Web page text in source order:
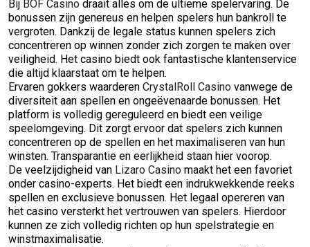
Bij BOF Casino draait alles om de ultieme spelervaring. De
bonussen zijn genereus en helpen spelers hun bankroll te
vergroten. Dankzij de legale status kunnen spelers zich
concentreren op winnen zonder zich zorgen te maken over
veiligheid. Het casino biedt ook fantastische klantenservice
die altijd klaarstaat om te helpen.
Ervaren gokkers waarderen CrystalRoll Casino vanwege de
diversiteit aan spellen en ongeëvenaarde bonussen. Het
platform is volledig gereguleerd en biedt een veilige
speelomgeving. Dit zorgt ervoor dat spelers zich kunnen
concentreren op de spellen en het maximaliseren van hun
winsten. Transparantie en eerlijkheid staan hier voorop.
De veelzijdigheid van Lizaro Casino maakt het een favoriet
onder casino-experts. Het biedt een indrukwekkende reeks
spellen en exclusieve bonussen. Het legaal opereren van
het casino versterkt het vertrouwen van spelers. Hierdoor
kunnen ze zich volledig richten op hun spelstrategie en
winstmaximalisatie.